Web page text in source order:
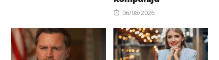
Posted
06/08/2026